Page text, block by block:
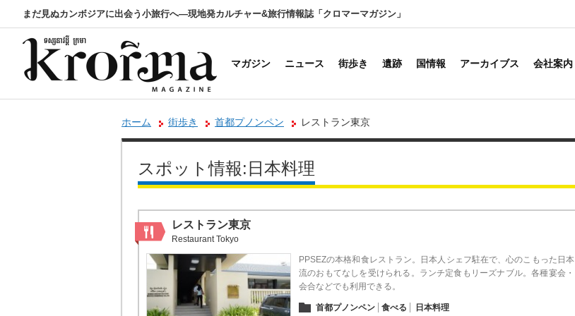
まだ見ぬカンボジアに出会う小旅行へ―現地発カルチャー&旅行情報誌「クロマーマガジン」
マガジン ニュース 街歩き 遺跡 国情報 アーカイブス 会社案内
ホーム 街歩き 首都プノンペン レストラン東京
スポット情報:日本料理
レストラン東京
Restaurant Tokyo
PPSEZの本格和食レストラン。日本人シェフ駐在で、心のこもった日本
流のおもてなしを受けられる。ランチ定食もリーズナブル。各種宴会・
会合などでも利用できる。
首都プノンペン 食べる 日本料理